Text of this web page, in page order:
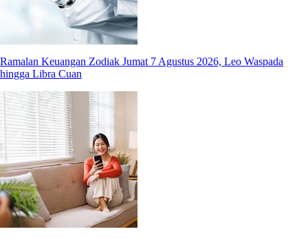
Ramalan Keuangan Zodiak Jumat 7 Agustus 2026, Leo Waspada
hingga Libra Cuan